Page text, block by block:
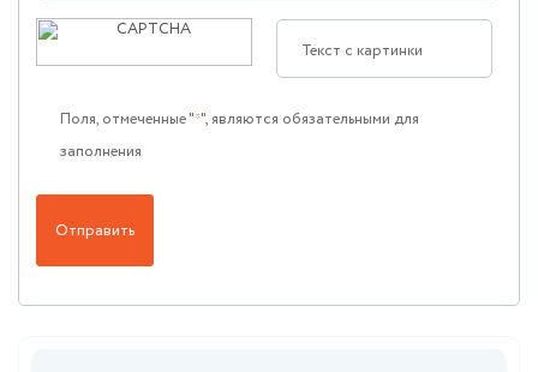
Поля, отмеченные " ", являются обязательными для
заполнения
Отправить